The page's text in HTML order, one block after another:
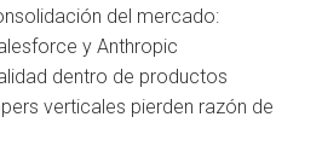
del mercado:
y Anthropic
dentro de productos
verticales pierden razón de